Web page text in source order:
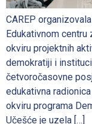
CAREP
Edukativnom
okviru projektnih
demokratiji i
četvoročasovne
edukativna
okviru programa
Učešće je uzela […]